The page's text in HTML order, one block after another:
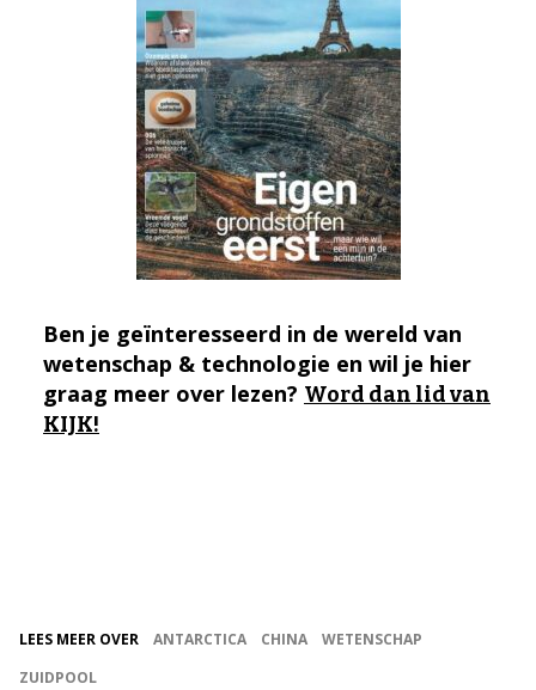
Ben je geïnteresseerd in de wereld van
wetenschap & technologie en wil je hier
graag meer over lezen? Word dan lid van
KIJK!
LEES MEER OVER ANTARCTICA CHINA
WETENSCHAP
ZUIDPOOL